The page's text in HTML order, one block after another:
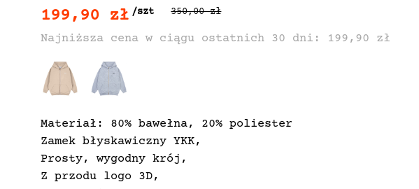
199,90 zł /szt 350,00 zł
Najniższa cena w ciągu ostatnich 30 dni: 199,90 zł
Materiał: 80% bawełna, 20% poliester
Zamek błyskawiczny YKK,
Prosty, wygodny krój,
Z przodu logo 3D,